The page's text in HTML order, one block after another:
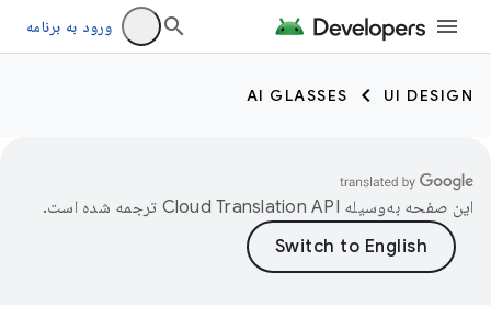
ورود به برنامه
UI DESIGN
AI GLASSES
این صفحه به‌وسیله ترجمه شده است.